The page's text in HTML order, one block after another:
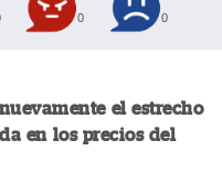
0 0
el estrecho
en los precios del